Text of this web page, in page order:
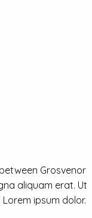
Grosvenor
aliquam erat. Ut
ipsum dolor.